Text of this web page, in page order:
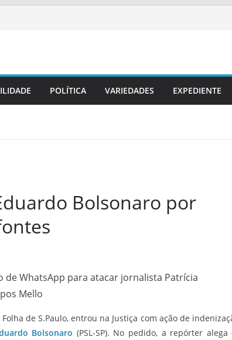
POLÍTICA VARIEDADES EXPEDIENTE
Bolsonaro por
WhatsApp para atacar jornalista Patrícia
Mello
de S.Paulo, entrou na Justiça com ação de
Bolsonaro (PSL-SP). No pedido, a repórter